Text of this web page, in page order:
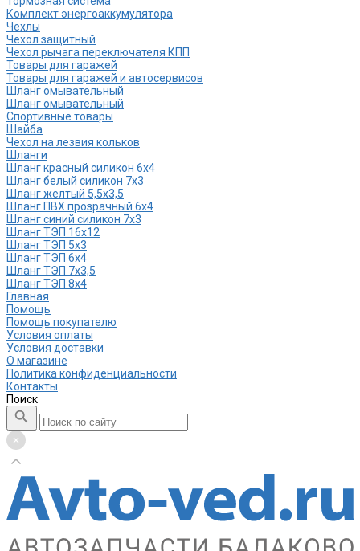
Комплект энергоаккумулятора
Чехлы
Чехол защитный
Чехол рычага переключателя КПП
Товары для гаражей
Товары для гаражей и автосервисов
Шланг омывательный
Шланг омывательный
Спортивные товары
Шайба
Чехол на лезвия кольков
Шланги
Шланг красный силикон 6х4
Шланг белый силикон 7х3
Шланг желтый 5,5х3,5
Шланг ПВХ прозрачный 6х4
Шланг синий силикон 7х3
Шланг ТЭП 16х12
Шланг ТЭП 5х3
Шланг ТЭП 6х4
Шланг ТЭП 7х3,5
Шланг ТЭП 8х4
Главная
Помощь
Помощь покупателю
Условия оплаты
Условия доставки
О магазине
Политика конфиденциальности
Контакты
Поиск